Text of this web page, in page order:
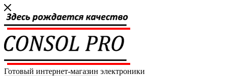
Готовый интернет-магазин электроники